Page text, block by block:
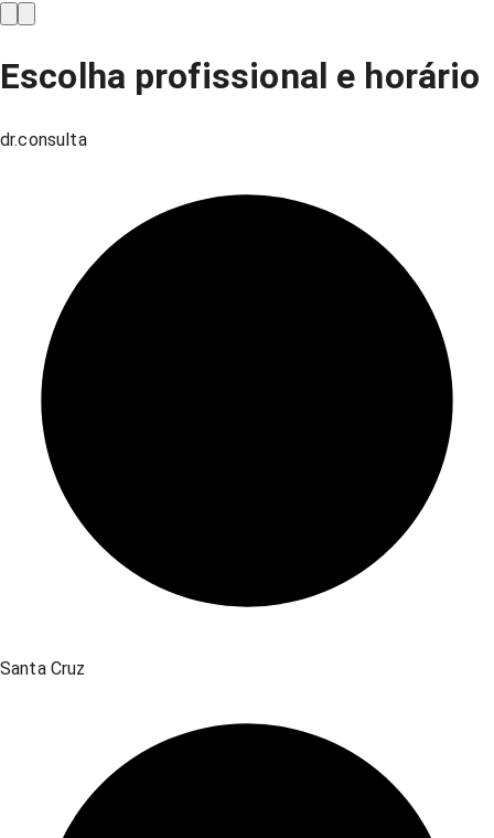
Escolha profissional e horário
dr.consulta
Santa Cruz